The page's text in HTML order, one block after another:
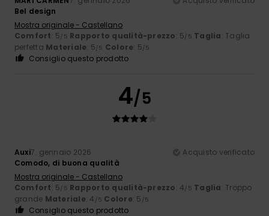
Bel design
Mostra originale - Castellano
Comfort: 5/5 Rapporto qualità-prezzo: 5/5 Taglia: Taglia
perfetta Materiale: 5/5 Colore: 5/5
Consiglio questo prodotto
4/5
Auxi7. gennaio 2026
Acquisto verificato
Comodo, di buona qualità
Mostra originale - Castellano
Comfort: 5/5 Rapporto qualità-prezzo: 4/5 Taglia: Troppo
grande Materiale: 4 /5 Colore: 5 /5
Consiglio questo prodotto